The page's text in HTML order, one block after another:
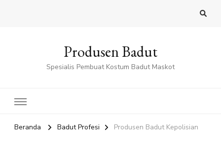
Produsen Badut
Spesialis Pembuat Kostum Badut Maskot
Beranda Badut Profesi Produsen Badut Kepolisian